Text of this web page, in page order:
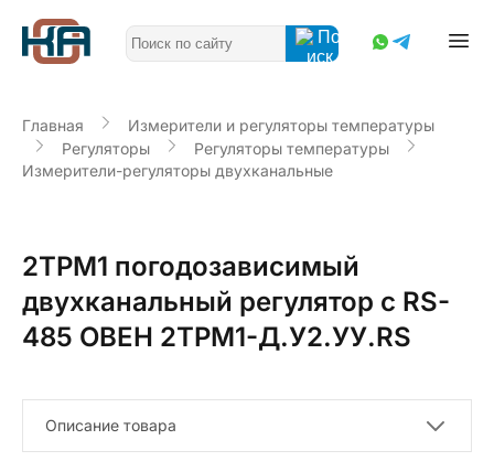
Главная
Измерители и регуляторы температуры
Регуляторы
Регуляторы температуры
Измерители-регуляторы двухканальные
2ТРМ1 погодозависимый
двухканальный регулятор с RS-
485 ОВЕН 2ТРМ1-Д.У2.УУ.RS
Описание товара